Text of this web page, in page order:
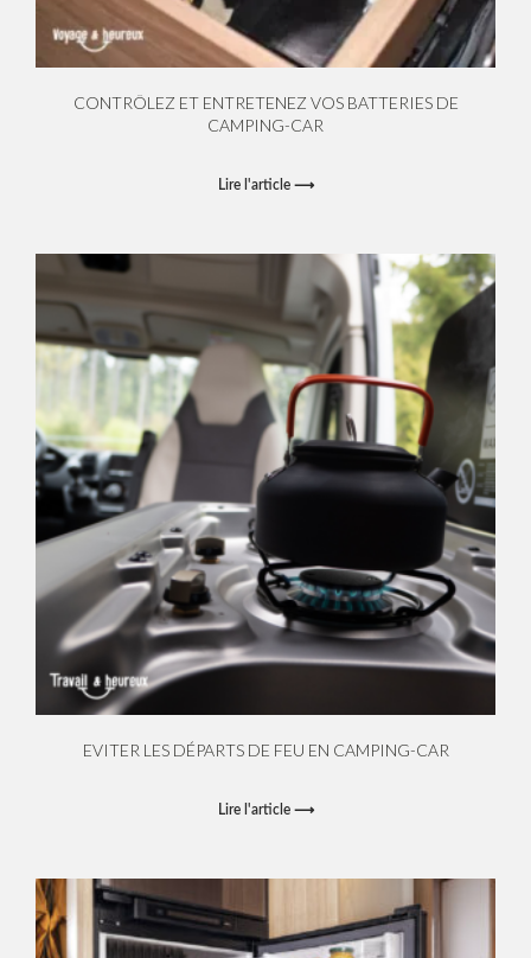
CONTRÔLEZ ET ENTRETENEZ VOS BATTERIES DE
CAMPING-CAR
Lire l'article ⟶
EVITER LES DÉPARTS DE FEU EN CAMPING-CAR
Lire l'article ⟶